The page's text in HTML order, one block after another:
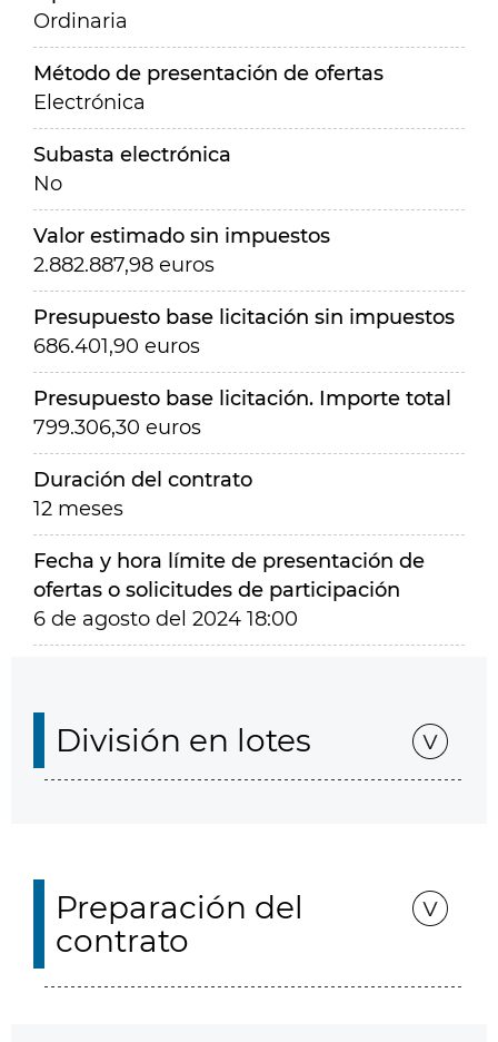
Ordinaria
Método de presentación de ofertas
Electrónica
Subasta electrónica
No
Valor estimado sin impuestos
2.882.887,98 euros
Presupuesto base licitación sin impuestos
686.401,90 euros
Presupuesto base licitación. Importe total
799.306,30 euros
Duración del contrato
12 meses
Fecha y hora límite de presentación de
ofertas o solicitudes de participación
6 de agosto del 2024 18:00
División en lotes
Preparación del
contrato